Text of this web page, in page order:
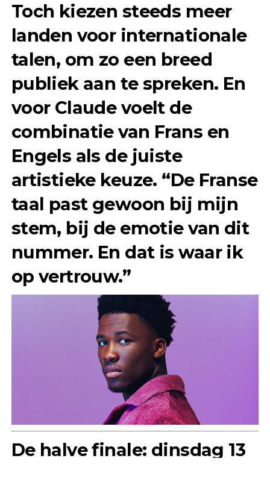
Toch kiezen steeds meer
landen voor internationale
talen, om zo een breed
publiek aan te spreken. En
voor Claude voelt de
combinatie van Frans en
Engels als de juiste
artistieke keuze. “De Franse
taal past gewoon bij mijn
stem, bij de emotie van dit
nummer. En dat is waar ik
op vertrouw.”
De halve finale: dinsdag 13